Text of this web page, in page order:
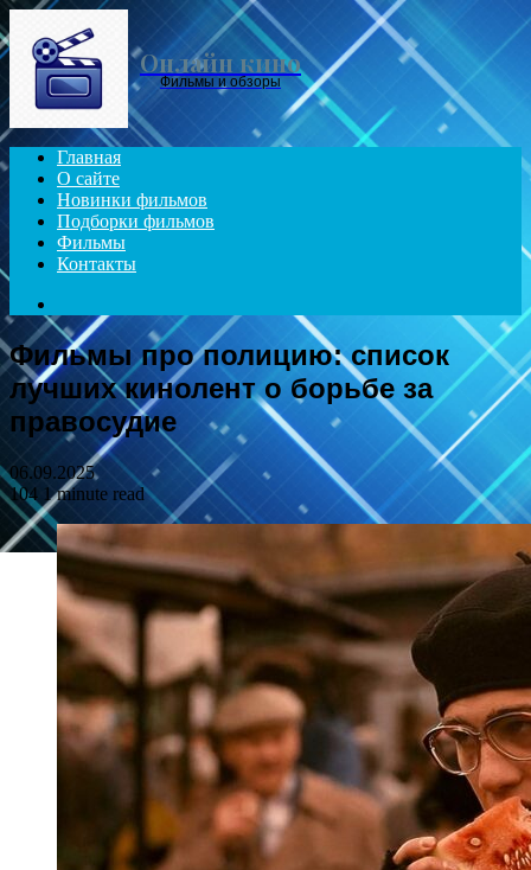
Menu
Онлайн кино
Фильмы и обзоры
Главная
О сайте
Новинки фильмов
Подборки фильмов
Фильмы
Контакты
for
Фильмы про полицию: список
лучших кинолент о борьбе за
правосудие
06.09.2025
104 1 minute read